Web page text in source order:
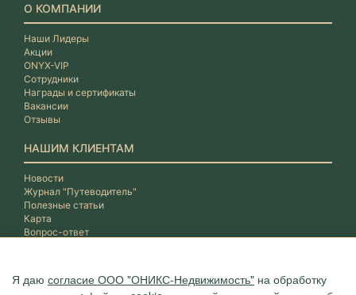
Я даю согласие ООО "ОНИКС-Недвижимость" на обработку
О КОМПАНИИ
Наши Лидеры
Акции
ONYX-VIP
Сотрудники
Награды и сертификаты
Вакансии
Отзывы
НАШИМ КЛИЕНТАМ
Новости
Журнал "Путеводитель"
Полезные статьи
Карта
Вопрос-ответ